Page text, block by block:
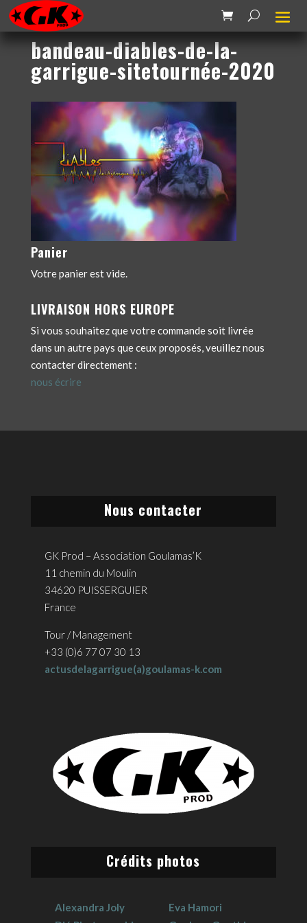
bandeau-diables-de-la-
garrigue-sitetournée-2020
Panier
Votre panier est vide.
LIVRAISON HORS EUROPE
Si vous souhaitez que votre commande soit livrée
dans un autre pays que ceux proposés, veuillez nous
contacter directement :
nous écrire
Nous contacter
GK Prod – Association Goulamas’K
11 chemin du Moulin
34620 PUISSERGUIER
France
Tour / Management
+33 (0)6 77 07 30 13
actusdelagarrigue(a)goulamas-k.com
Crédits photos
Alexandra Joly
Eva Hamori